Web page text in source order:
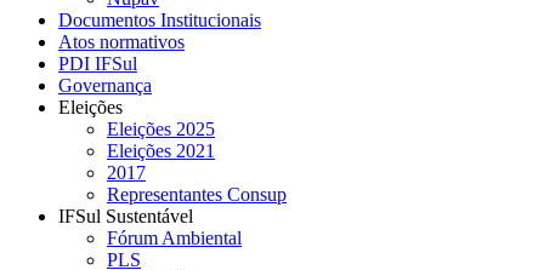
Documentos Institucionais
Atos normativos
PDI IFSul
Governança
Eleições
Eleições 2025
Eleições 2021
2017
Representantes Consup
IFSul Sustentável
Fórum Ambiental
PLS